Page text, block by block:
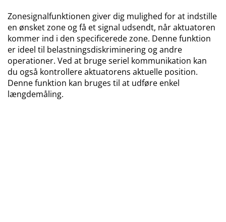
Zonesignalfunktionen giver dig mulighed for at indstille
en ønsket zone og få et signal udsendt, når aktuatoren
kommer ind i den specificerede zone. Denne funktion
er ideel til belastningsdiskriminering og andre
operationer. Ved at bruge seriel kommunikation kan
du også kontrollere aktuatorens aktuelle position.
Denne funktion kan bruges til at udføre enkel
længdemåling.